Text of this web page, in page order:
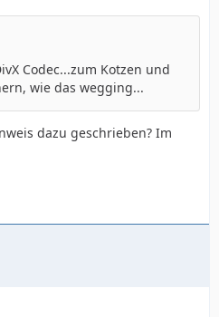
Codec...zum Kotzen und
wie das wegging...
dazu geschrieben? Im